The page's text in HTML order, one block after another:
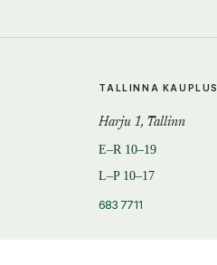
TALLINNA KAUPLUS
Harju 1, Tallinn
E–R 10–19
L–P 10–17
683 7711